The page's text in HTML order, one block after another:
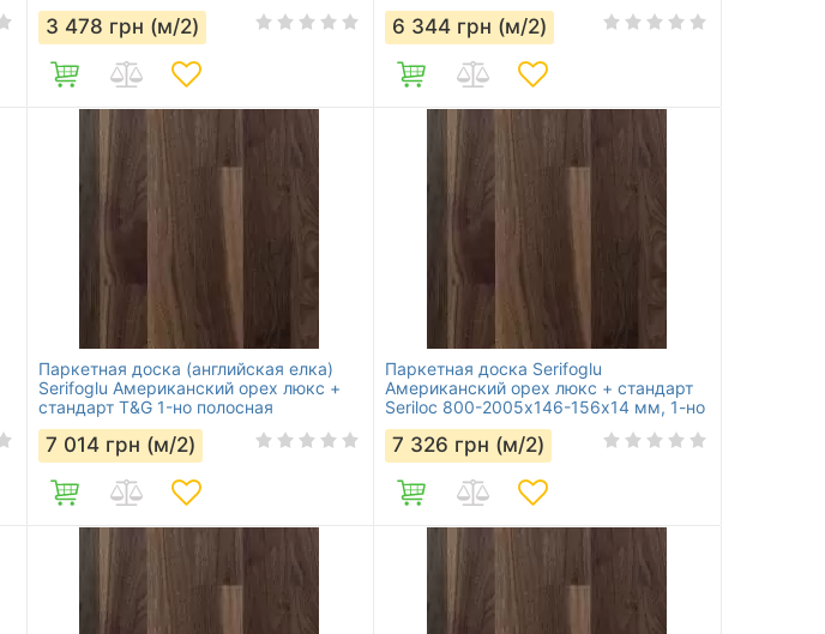
3 478 грн (м/2) 6 344 грн (м/2)
Паркетная доска (английская елка)
Serifoglu Американский орех люкс +
стандарт T&G 1-но полосная
7 014 грн (м/2)
Паркетная доска Serifoglu
Американский орех люкс + стандарт
Seriloc 800-2005х146-156х14 мм, 1-но
полосная
7 326 грн (м/2)